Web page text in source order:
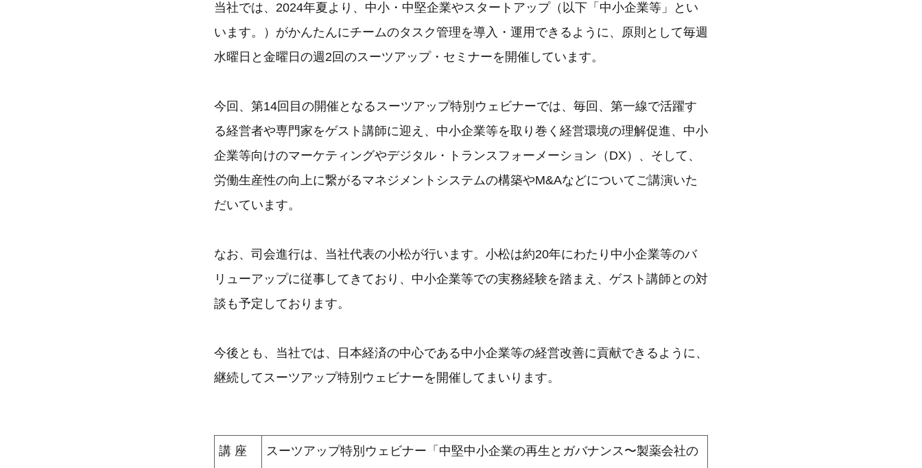
当社では、2024年夏より、中小・中堅企業やスタートアップ（以下「中小企業等」とい
います。）がかんたんにチームのタスク管理を導入・運用できるように、原則として毎週
水曜日と金曜日の週2回のスーツアップ・セミナーを開催しています。
今回、第14回目の開催となるスーツアップ特別ウェビナーでは、毎回、第一線で活躍す
る経営者や専門家をゲスト講師に迎え、中小企業等を取り巻く経営環境の理解促進、中小
企業等向けのマーケティングやデジタル・トランスフォーメーション（DX）、そして、
労働生産性の向上に繋がるマネジメントシステムの構築やM&Aなどについてご講演いた
だいています。
なお、司会進行は、当社代表の小松が行います。小松は約20年にわたり中小企業等のバ
リューアップに従事してきており、中小企業等での実務経験を踏まえ、ゲスト講師との対
談も予定しております。
今後とも、当社では、日本経済の中心である中小企業等の経営改善に貢献できるように、
継続してスーツアップ特別ウェビナーを開催してまいります。
講 座
スーツアップ特別ウェビナー「中堅中小企業の再生とガバナンス〜製薬会社の